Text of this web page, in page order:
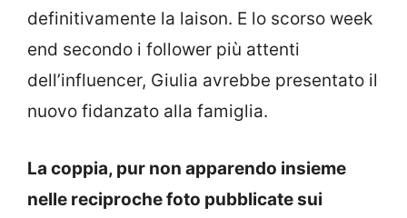
definitivamente la laison. E lo scorso week
end secondo i follower più attenti
dell’influencer, Giulia avrebbe presentato il
nuovo fidanzato alla famiglia.
La coppia, pur non apparendo insieme
nelle reciproche foto pubblicate sui